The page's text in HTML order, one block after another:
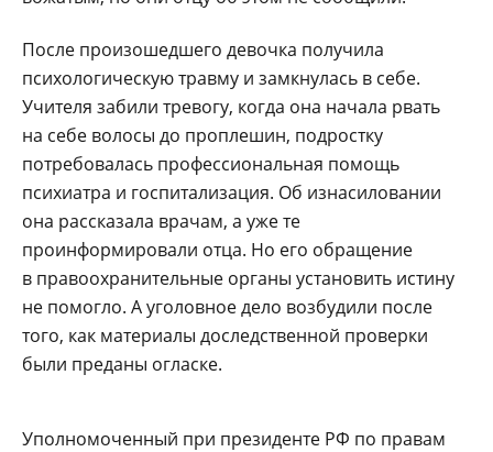
После произошедшего девочка получила
психологическую травму и замкнулась в себе.
Учителя забили тревогу, когда она начала рвать
на себе волосы до проплешин, подростку
потребовалась профессиональная помощь
психиатра и госпитализация. Об изнасиловании
она рассказала врачам, а уже те
проинформировали отца. Но его обращение
в правоохранительные органы установить истину
не помогло. А уголовное дело возбудили после
того, как материалы доследственной проверки
были преданы огласке.
Уполномоченный при президенте РФ по правам